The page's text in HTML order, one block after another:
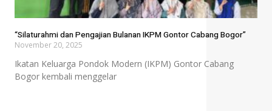
“Silaturahmi dan Pengajian Bulanan IKPM Gontor Cabang Bogor”
November 20, 2025
Ikatan Keluarga Pondok Modern (IKPM) Gontor Cabang
Bogor kembali menggelar